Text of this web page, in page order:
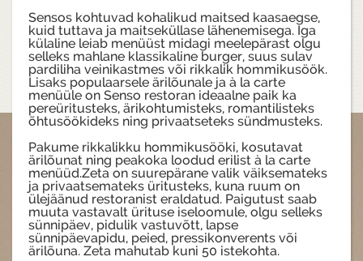
Sensos kohtuvad kohalikud maitsed kaasaegse,
kuid tuttava ja maitseküllase lähenemisega. Iga
külaline leiab menüüst midagi meelepärast olgu
selleks mahlane klassikaline burger, suus sulav
pardiliha veinikastmes või rikkalik hommikusöök.
Lisaks populaarsele ärilõunale ja à la carte
menüüle on Senso restoran ideaalne paik ka
pereüritusteks, ärikohtumisteks, romantilisteks
õhtusöökideks ning privaatseteks sündmusteks.
Pakume rikkalikku hommikusööki, kosutavat
ärilõunat ning peakoka loodud erilist à la carte
menüüd.Zeta on suurepärane valik väiksemateks
ja privaatsemateks üritusteks, kuna ruum on
ülejäänud restoranist eraldatud. Paigutust saab
muuta vastavalt ürituse iseloomule, olgu selleks
sünnipäev, pidulik vastuvõtt, lapse
sünnipäevapidu, peied, pressikonverents või
ärilõuna. Zeta mahutab kuni 50 istekohta.